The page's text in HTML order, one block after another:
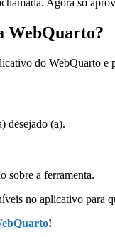
Agora só
WebQuarto?
do WebQuarto e
desejado (a).
sobre a ferramenta.
no aplicativo para
!